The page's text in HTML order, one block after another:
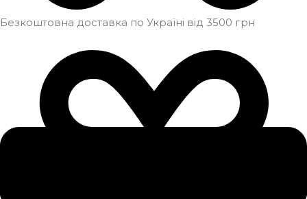
Безкоштовна доставка по Україні від 3500 грн